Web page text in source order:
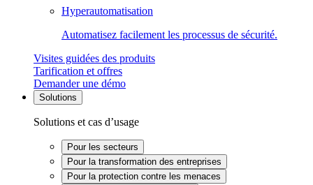
Hyperautomatisation
Automatisez facilement les processus de sécurité.
Visites guidées des produits
Tarification et offres
Demander une démo
Solutions
Solutions et cas d’usage
Pour les secteurs
Pour la transformation des entreprises
Pour la protection contre les menaces